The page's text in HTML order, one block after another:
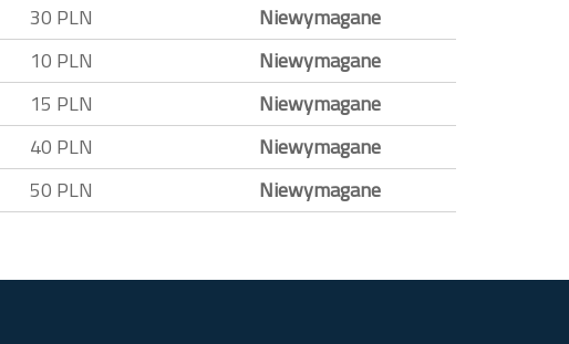
30 PLN
Niewymagane
10 PLN
Niewymagane
15 PLN
Niewymagane
40 PLN
Niewymagane
50 PLN Niewymagane